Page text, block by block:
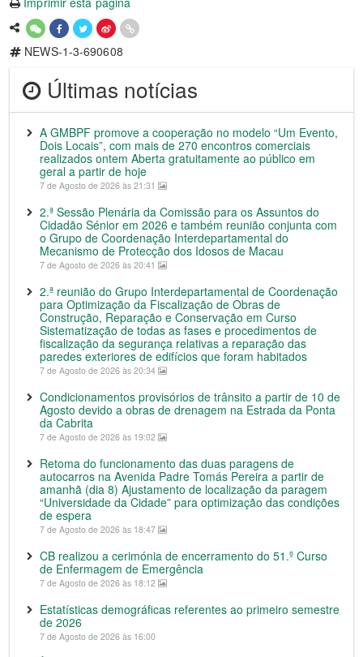
NEWS-1-3-690608
Últimas notícias
A GMBPF promove a cooperação no modelo “Um Evento,
Dois Locais”, com mais de 270 encontros comerciais
realizados ontem Aberta gratuitamente ao público em
geral a partir de hoje
7 de Agosto de 2026 às 21:31
2.ª Sessão Plenária da Comissão para os Assuntos do
Cidadão Sénior em 2026 e também reunião conjunta com
o Grupo de Coordenação Interdepartamental do
Mecanismo de Protecção dos Idosos de Macau
7 de Agosto de 2026 às 20:41
2.ª reunião do Grupo Interdepartamental de Coordenação
para Optimização da Fiscalização de Obras de
Construção, Reparação e Conservação em Curso
Sistematização de todas as fases e procedimentos de
fiscalização da segurança relativas a reparação das
paredes exteriores de edifícios que foram habitados
7 de Agosto de 2026 às 20:34
Condicionamentos provisórios de trânsito a partir de 10 de
Agosto devido a obras de drenagem na Estrada da Ponta
da Cabrita
7 de Agosto de 2026 às 19:02
Retoma do funcionamento das duas paragens de
autocarros na Avenida Padre Tomás Pereira a partir de
amanhã (dia 8) Ajustamento de localização da paragem
“Universidade da Cidade” para optimização das condições
de espera
7 de Agosto de 2026 às 18:47
CB realizou a cerimónia de encerramento do 51.º Curso
de Enfermagem de Emergência
7 de Agosto de 2026 às 18:12
Estatísticas demográficas referentes ao primeiro semestre
de 2026
7 de Agosto de 2026 às 16:00